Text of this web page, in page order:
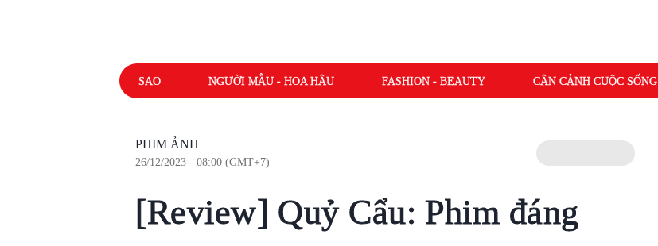
SAO NGƯỜI MẪU - HOA HẬU FASHION - BEAUTY CẬN CẢNH CUỘC SỐNG
PHIM ẢNH
26/12/2023 - 08:00 (GMT+7)
[Review] Quỷ Cẩu: Phim đáng